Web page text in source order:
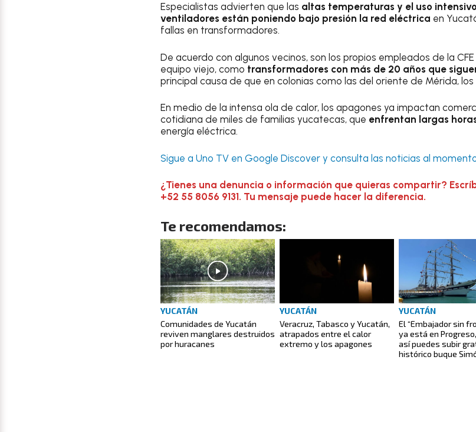
Especialistas advierten que las altas temperaturas y el uso
ventiladores están poniendo bajo presión la red eléctrica en
fallas en transformadores.
De acuerdo con algunos vecinos, son los propios empleados de la
equipo viejo, como transformadores con más de 20 años que
principal causa de que en colonias como las del oriente de Mérida,
En medio de la intensa ola de calor, los apagones ya impactan
cotidiana de miles de familias yucatecas, que enfrentan largas
energía eléctrica.
Sigue a Uno TV en Google Discover y consulta las noticias al
¿Tienes una denuncia o información que quieras compartir?
+52 55 8056 9131. Tu mensaje puede hacer la diferencia.
Te recomendamos:
YUCATÁN
Comunidades de Yucatán
reviven manglares destruidos
por huracanes
YUCATÁN
Veracruz, Tabasco y Yucatán,
atrapados entre el calor
extremo y los apagones
YUCATÁN
El “Embajador sin
ya está en
así puedes subir
histórico buque